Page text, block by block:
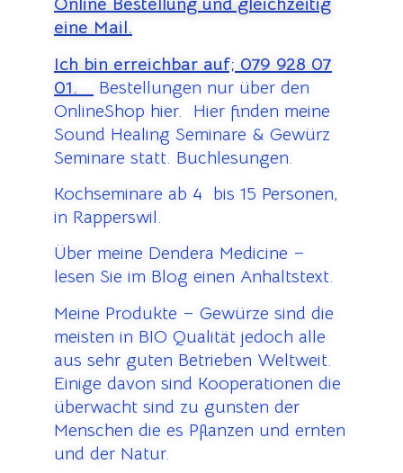
eine Mail.
Ich bin erreichbar auf; 079 928 07
01.
Bestellungen nur über den
OnlineShop hier. Hier finden meine
Sound Healing Seminare & Gewürz
Seminare statt. Buchlesungen.
Kochseminare ab 4 bis 15 Personen,
in Rapperswil.
Über meine Dendera Medicine –
lesen Sie im Blog einen Anhaltstext.
Meine Produkte – Gewürze sind die
meisten in BIO Qualität jedoch alle
aus sehr guten Betrieben Weltweit.
Einige davon sind Kooperationen die
überwacht sind zu gunsten der
Menschen die es Pflanzen und ernten
und der Natur.